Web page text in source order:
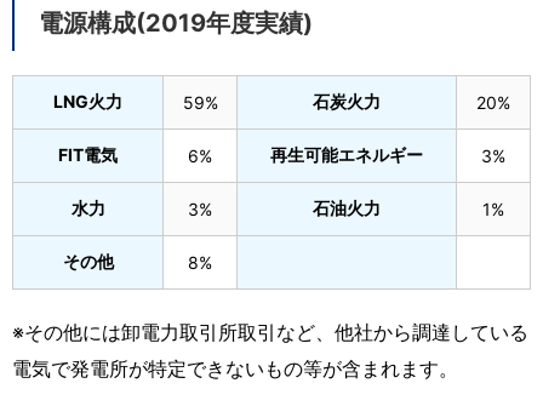
電源構成(2019年度実績)
LNG火力 59% 石炭火力 20%
FIT電気 6% 再生可能エネルギー 3%
水力 3% 石油火力 1%
その他 8%
※その他には卸電力取引所取引など、他社から調達している
電気で発電所が特定できないもの等が含まれます。